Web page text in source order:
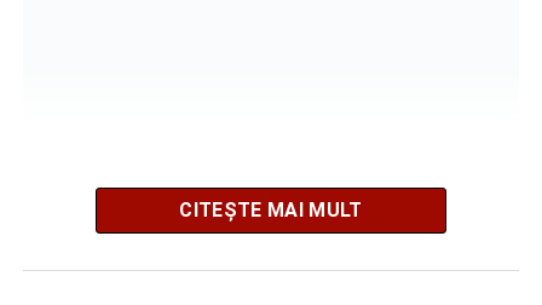
CITEȘTE MAI MULT